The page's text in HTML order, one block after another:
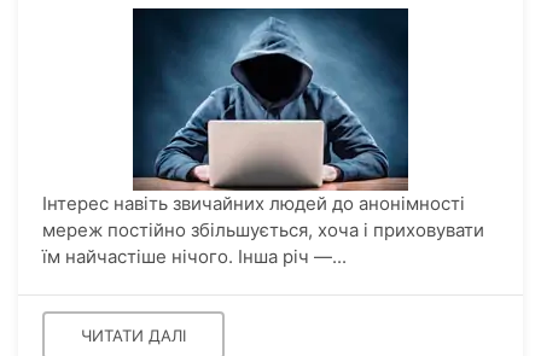
Інтерес навіть звичайних людей до анонімності
мереж постійно збільшується, хоча і приховувати
їм найчастіше нічого. Інша річ —...
ЧИТАТИ ДАЛІ